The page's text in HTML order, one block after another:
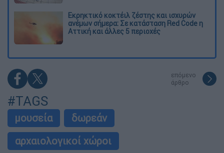
Εκρηκτικό κοκτέιλ ζέστης και ισχυρών
ανέμων σήμερα: Σε κατάσταση Red Code η
Αττική και άλλες 5 περιοχές
επόμενο
άρθρο
#TAGS
μουσεία
δωρεάν
αρχαιολογικοί χώροι